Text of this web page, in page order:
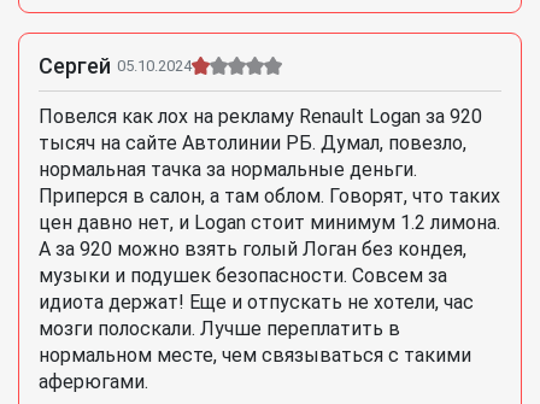
Сергей 05.10.2024
Повелся как лох на рекламу Renault Logan за 920
тысяч на сайте Автолинии РБ. Думал, повезло,
нормальная тачка за нормальные деньги.
Приперся в салон, а там облом. Говорят, что таких
цен давно нет, и Logan стоит минимум 1.2 лимона.
А за 920 можно взять голый Логан без кондея,
музыки и подушек безопасности. Совсем за
идиота держат! Еще и отпускать не хотели, час
мозги полоскали. Лучше переплатить в
нормальном месте, чем связываться с такими
аферюгами.